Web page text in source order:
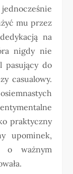
mu przez
na
nigdy nie
pasujący do
casualowy.
praktyczny
upominek,
o ważnym